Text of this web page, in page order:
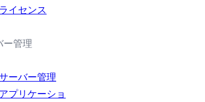
イセンス
ー管理
ーバー管理
プリケーショ